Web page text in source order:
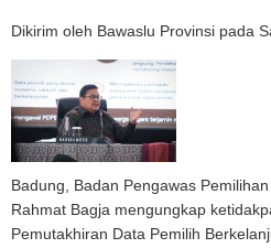
Dikirim oleh Bawaslu Provinsi pada
Badung, Badan Pengawas
Rahmat Bagja mengungkap
Pemutakhiran Data Pemilih